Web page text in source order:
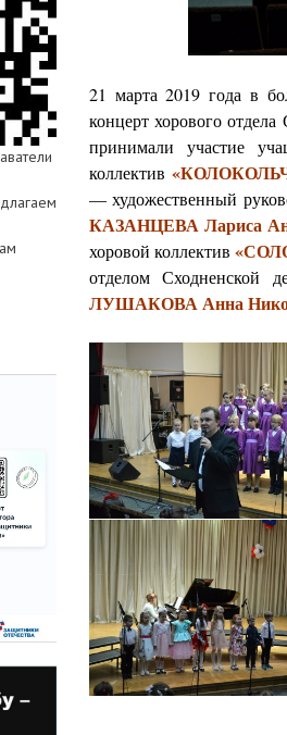
21 марта 2019 года в
концерт хорового
принимали участие
коллектив
— художественный
КАЗАНЦЕВА Лариса
хоровой коллектив
отделом Сходненской
ЛУШАКОВА Анна